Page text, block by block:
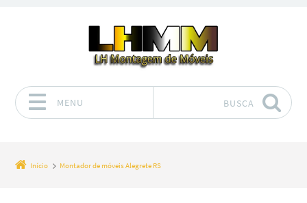
MENU BUSCA
Início Montador de móveis Alegrete RS